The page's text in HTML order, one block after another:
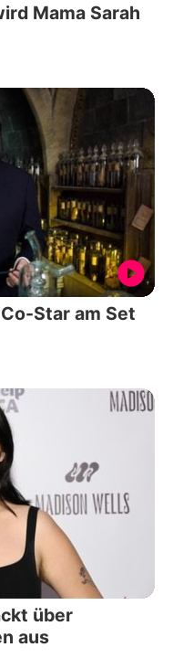
Mama Sarah
Star am Set
über
aus